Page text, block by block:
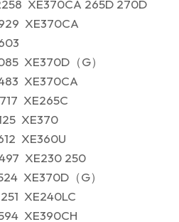
XE370CA 265D 270D
XE370CA
XE370D（G）
XE370CA
XE265C
XE370
XE360U
XE230 250
XE370D（G）
XE240LC
XE390CH